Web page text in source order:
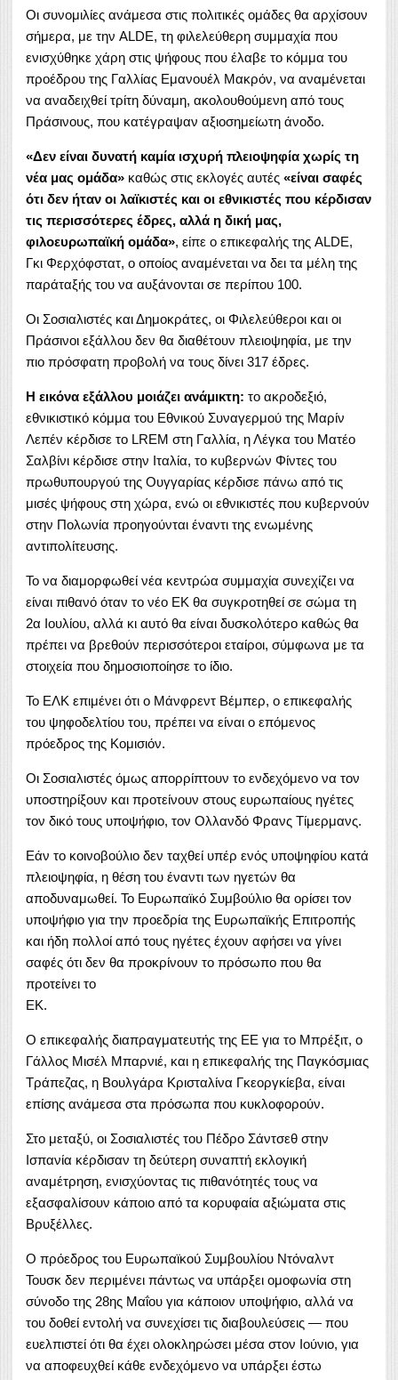
Οι συνομιλίες ανάμεσα στις πολιτικές ομάδες θα αρχίσουν
σήμερα, με την ALDE, τη φιλελεύθερη συμμαχία που
ενισχύθηκε χάρη στις ψήφους που έλαβε το κόμμα του
προέδρου της Γαλλίας Εμανουέλ Μακρόν, να αναμένεται
να αναδειχθεί τρίτη δύναμη, ακολουθούμενη από τους
Πράσινους, που κατέγραψαν αξιοσημείωτη άνοδο.
«Δεν είναι δυνατή καμία ισχυρή πλειοψηφία χωρίς τη
νέα μας ομάδα» καθώς στις εκλογές αυτές «είναι σαφές
ότι δεν ήταν οι λαϊκιστές και οι εθνικιστές που κέρδισαν
τις περισσότερες έδρες, αλλά η δική μας,
φιλοευρωπαϊκή ομάδα», είπε ο επικεφαλής της ALDE,
Γκι Φερχόφστατ, ο οποίος αναμένεται να δει τα μέλη της
παράταξής του να αυξάνονται σε περίπου 100.
Οι Σοσιαλιστές και Δημοκράτες, οι Φιλελεύθεροι και οι
Πράσινοι εξάλλου δεν θα διαθέτουν πλειοψηφία, με την
πιο πρόσφατη προβολή να τους δίνει 317 έδρες.
Η εικόνα εξάλλου μοιάζει ανάμικτη: το ακροδεξιό,
εθνικιστικό κόμμα του Εθνικού Συναγερμού της Μαρίν
Λεπέν κέρδισε το LREM στη Γαλλία, η Λέγκα του Ματέο
Σαλβίνι κέρδισε στην Ιταλία, το κυβερνών Φίντες του
πρωθυπουργού της Ουγγαρίας κέρδισε πάνω από τις
μισές ψήφους στη χώρα, ενώ οι εθνικιστές που κυβερνούν
στην Πολωνία προηγούνται έναντι της ενωμένης
αντιπολίτευσης.
Το να διαμορφωθεί νέα κεντρώα συμμαχία συνεχίζει να
είναι πιθανό όταν το νέο ΕΚ θα συγκροτηθεί σε σώμα τη
2α Ιουλίου, αλλά κι αυτό θα είναι δυσκολότερο καθώς θα
πρέπει να βρεθούν περισσότεροι εταίροι, σύμφωνα με τα
στοιχεία που δημοσιοποίησε το ίδιο.
Το ΕΛΚ επιμένει ότι ο Μάνφρεντ Βέμπερ, ο επικεφαλής
του ψηφοδελτίου του, πρέπει να είναι ο επόμενος
πρόεδρος της Κομισιόν.
Οι Σοσιαλιστές όμως απορρίπτουν το ενδεχόμενο να τον
υποστηρίξουν και προτείνουν στους ευρωπαίους ηγέτες
τον δικό τους υποψήφιο, τον Ολλανδό Φρανς Τίμερμανς.
Εάν το κοινοβούλιο δεν ταχθεί υπέρ ενός υποψηφίου κατά
πλειοψηφία, η θέση του έναντι των ηγετών θα
αποδυναμωθεί. Το Ευρωπαϊκό Συμβούλιο θα ορίσει τον
υποψήφιο για την προεδρία της Ευρωπαϊκής Επιτροπής
και ήδη πολλοί από τους ηγέτες έχουν αφήσει να γίνει
σαφές ότι δεν θα προκρίνουν το πρόσωπο που θα
προτείνει το
ΕΚ.
Ο επικεφαλής διαπραγματευτής της ΕΕ για το Μπρέξιτ, ο
Γάλλος Μισέλ Μπαρνιέ, και η επικεφαλής της Παγκόσμιας
Τράπεζας, η Βουλγάρα Κρισταλίνα Γκεοργκίεβα, είναι
επίσης ανάμεσα στα πρόσωπα που κυκλοφορούν.
Στο μεταξύ, οι Σοσιαλιστές του Πέδρο Σάντσεθ στην
Ισπανία κέρδισαν τη δεύτερη συναπτή εκλογική
αναμέτρηση, ενισχύοντας τις πιθανότητές τους να
εξασφαλίσουν κάποιο από τα κορυφαία αξιώματα στις
Βρυξέλλες.
Ο πρόεδρος του Ευρωπαϊκού Συμβουλίου Ντόναλντ
Τουσκ δεν περιμένει πάντως να υπάρξει ομοφωνία στη
σύνοδο της 28ης Μαΐου για κάποιον υποψήφιο, αλλά να
του δοθεί εντολή να συνεχίσει τις διαβουλεύσεις — που
ευελπιστεί ότι θα έχει ολοκληρώσει μέσα στον Ιούνιο, για
να αποφευχθεί κάθε ενδεχόμενο να υπάρξει έστω